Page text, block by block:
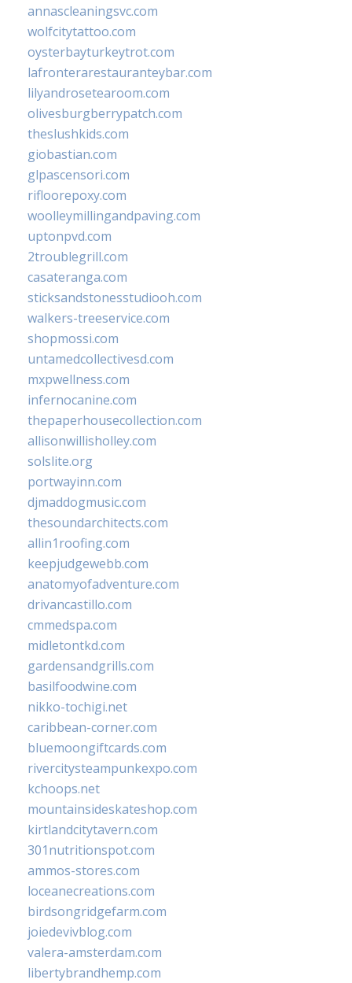
annascleaningsvc.com
wolfcitytattoo.com
oysterbayturkeytrot.com
lafronterarestauranteybar.com
lilyandrosetearoom.com
olivesburgberrypatch.com
theslushkids.com
giobastian.com
glpascensori.com
rifloorepoxy.com
woolleymillingandpaving.com
uptonpvd.com
2troublegrill.com
casateranga.com
sticksandstonesstudiooh.com
walkers-treeservice.com
shopmossi.com
untamedcollectivesd.com
mxpwellness.com
infernocanine.com
thepaperhousecollection.com
allisonwillisholley.com
solslite.org
portwayinn.com
djmaddogmusic.com
thesoundarchitects.com
allin1roofing.com
keepjudgewebb.com
anatomyofadventure.com
drivancastillo.com
cmmedspa.com
midletontkd.com
gardensandgrills.com
basilfoodwine.com
nikko-tochigi.net
caribbean-corner.com
bluemoongiftcards.com
rivercitysteampunkexpo.com
kchoops.net
mountainsideskateshop.com
kirtlandcitytavern.com
301nutritionspot.com
ammos-stores.com
loceanecreations.com
birdsongridgefarm.com
joiedevivblog.com
valera-amsterdam.com
libertybrandhemp.com